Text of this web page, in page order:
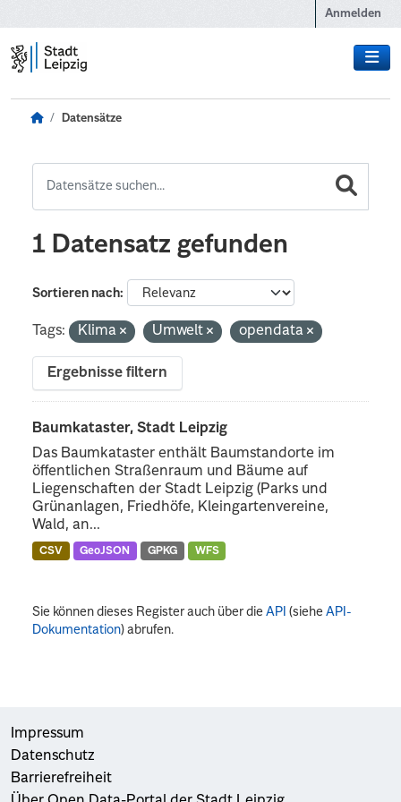
Anmelden
Datensätze
1 Datensatz gefunden
Sortieren nach
Tags: Klima Umwelt opendata
Ergebnisse filtern
Baumkataster, Stadt Leipzig
Das Baumkataster enthält Baumstandorte im
öffentlichen Straßenraum und Bäume auf
Liegenschaften der Stadt Leipzig (Parks und
Grünanlagen, Friedhöfe, Kleingartenvereine,
Wald, an...
CSV GeoJSON GPKG WFS
Sie können dieses Register auch über dieAPI (sieheAPI-
Dokumentation) abrufen.
Impressum
Datenschutz
Barrierefreiheit